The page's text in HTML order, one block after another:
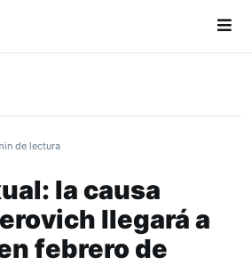
de lectura
la causa
llegará a
febrero de